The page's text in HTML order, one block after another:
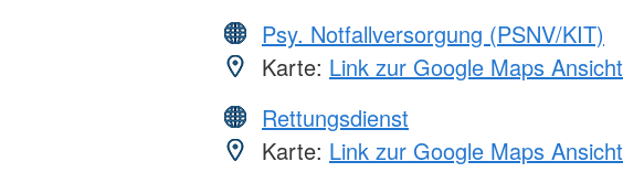
Psy. Notfallversorgung (PSNV/KIT)
Karte: Link zur Google Maps Ansicht
Rettungsdienst
Karte: Link zur Google Maps Ansicht